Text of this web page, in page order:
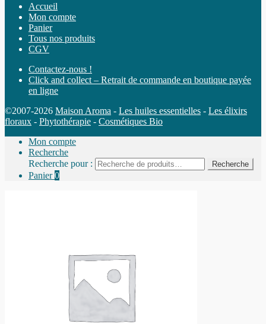
Accueil
Mon compte
Panier
Tous nos produits
CGV
Contactez-nous !
Click and collect – Retrait de commande en boutique payée
en ligne
©2007-2026 Maison Aroma - Les huiles essentielles - Les élixirs
floraux - Phytothérapie - Cosmétiques Bio
Mon compte
Recherche
Recherche pour :
Recherche
Panier0